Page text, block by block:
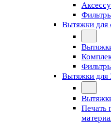
Вытяжки для
Вытяжки для
Печать